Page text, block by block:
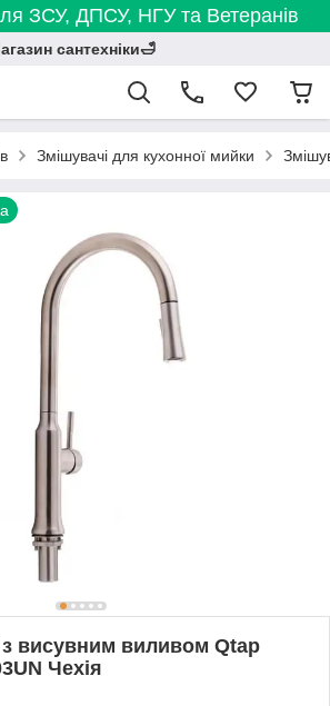
ЗСУ, ДПСУ, НГУ та Ветеранів
сантехніки🛁
Змішувачі для кухонної мийки
з висувним виливом Qtap
Чехія